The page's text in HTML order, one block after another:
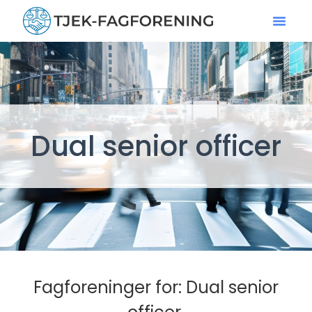
Dual senior officer
Fagforeninger for: Dual senior